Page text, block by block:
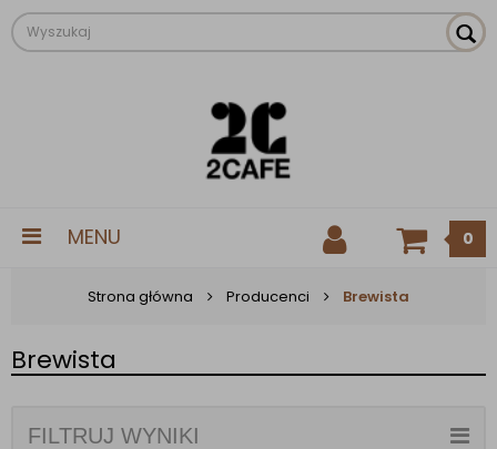
MENU 0
Strona główna Producenci Brewista
Brewista
FILTRUJ WYNIKI